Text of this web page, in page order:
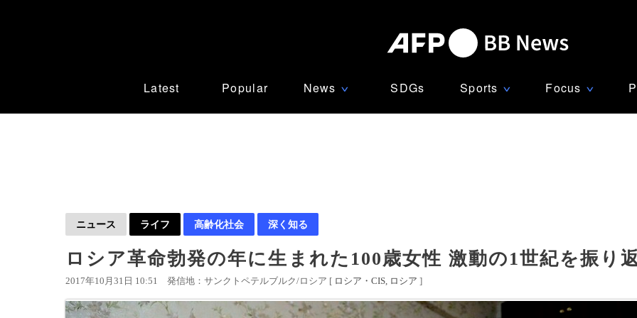
Latest Popular News ∨ SDGs Sports ∨ Focus ∨
ニュース ライフ 高齢化社会 深く知る
ロシア革命勃発の年に生まれた100歳女性 激動の1世紀を振り
2017年10月31日 10:51 発信地：サンクトペテルブルク/ロシア [ ロシア・CIS ロシア ]